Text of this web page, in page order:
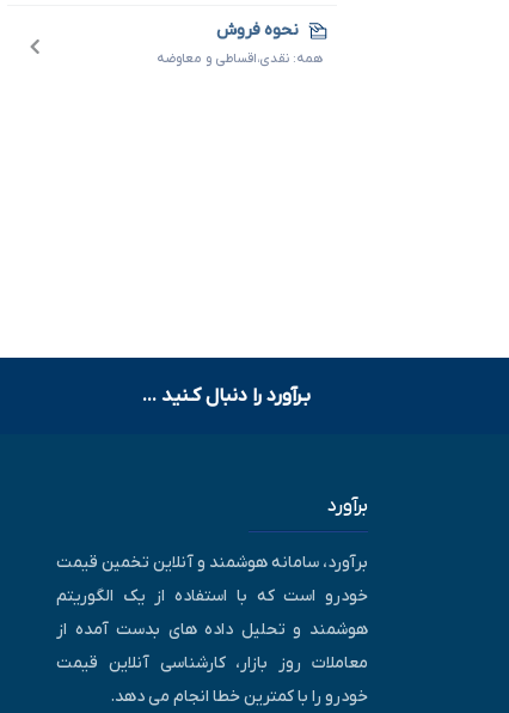
نحوه فروش
همه: نقدی،اقساطی و معاوضه
بـرآورد را دنبال کـنید ...
برآورد
برآورد، سامانه هوشمند و آنلاین تخمین قیمت
خودرو است که با استفاده از یک الگوریتم
هوشمند و تحلیل داده های بدست آمده از
معاملات روز بازار، کارشناسی آنلاین قیمت
خودرو را با کمترین خطا انجام می دهد.